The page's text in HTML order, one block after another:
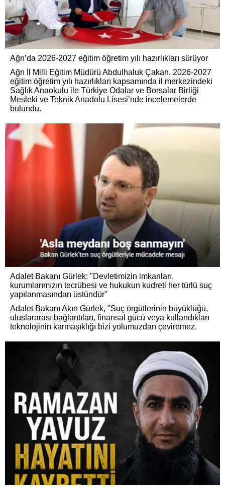
Ağrı’da 2026-2027 eğitim öğretim yılı hazırlıkları sürüyor
Ağrı İl Milli Eğitim Müdürü Abdulhaluk Çakan, 2026-2027
eğitim öğretim yılı hazırlıkları kapsamında il merkezindeki
Sağlık Anaokulu ile Türkiye Odalar ve Borsalar Birliği
Mesleki ve Teknik Anadolu Lisesi’nde incelemelerde
bulundu.
Adalet Bakanı Gürlek: "Devletimizin imkanları,
kurumlarımızın tecrübesi ve hukukun kudreti her türlü suç
yapılanmasından üstündür"
Adalet Bakanı Akın Gürlek, "Suç örgütlerinin büyüklüğü,
uluslararası bağlantıları, finansal gücü veya kullandıkları
teknolojinin karmaşıklığı bizi yolumuzdan çeviremez.